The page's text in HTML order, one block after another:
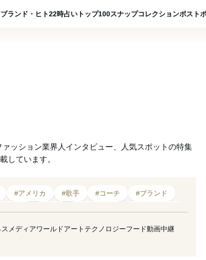
ブランド・ヒト22時占い トップ100スナップコレクションポスト
ッション業界人インタビュー、人気スポットの特集
しています。
#アメリカ #歌手 #コーチ
#ブランド
メディアワールドアート テクノロジーフード動画中継